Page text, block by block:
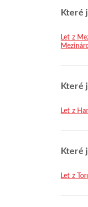
Které
let z
Které
let z
Které
let z